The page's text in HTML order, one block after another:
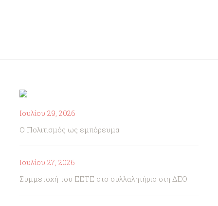
Ιουλίου 29, 2026
Ο Πολιτισμός ως εμπόρευμα
Ιουλίου 27, 2026
Συμμετοχή του ΕΕΤΕ στο συλλαλητήριο στη ΔΕΘ